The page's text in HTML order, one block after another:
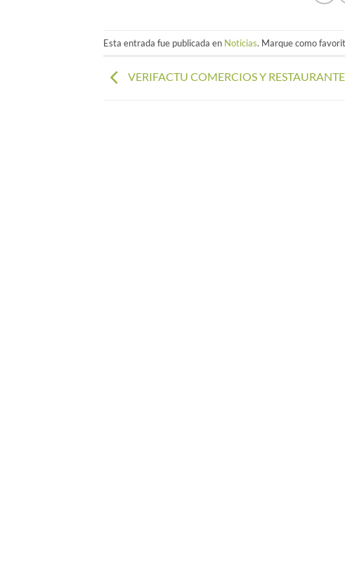
Esta entrada fue publicada en Noticias. Marque como
VERIFACTU COMERCIOS Y